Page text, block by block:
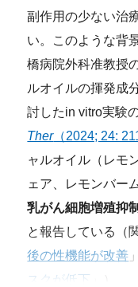
副作用の少ない治
い。このような背
橋病院外科准教授
ルオイルの揮発成
討したin vitro実験
Ther（2024; 24:
ャルオイル（レモ
ェア、レモンバー
乳がん細胞増殖抑
と報告している（
後の性機能が改善
スクが低下